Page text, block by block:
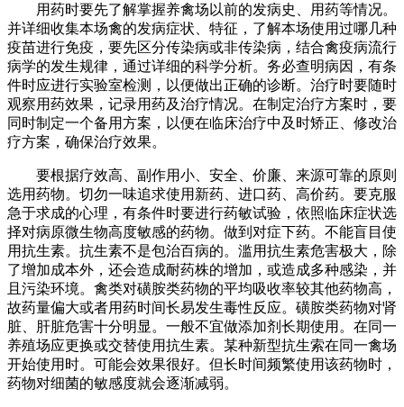
用药时要先了解掌握养禽场以前的发病史、用药等情况。
并详细收集本场禽的发病症状、特征，了解本场使用过哪几种
疫苗进行免疫，要先区分传染病或非传染病，结合禽疫病流行
病学的发生规律，通过详细的科学分析。务必查明病因，有条
件时应进行实验室检测，以便做出正确的诊断。治疗时要随时
观察用药效果，记录用药及治疗情况。在制定治疗方案时，要
同时制定一个备用方案，以便在临床治疗中及时矫正、修改治
疗方案，确保治疗效果。
要根据疗效高、副作用小、安全、价廉、来源可靠的原则
选用药物。切勿一味追求使用新药、进口药、高价药。要克服
急于求成的心理，有条件时要进行药敏试验，依照临床症状选
择对病原微生物高度敏感的药物。做到对症下药。不能盲目使
用抗生素。抗生素不是包治百病的。滥用抗生素危害极大，除
了增加成本外，还会造成耐药株的增加，或造成多种感染，并
且污染环境。禽类对磺胺类药物的平均吸收率较其他药物高，
故药量偏大或者用药时间长易发生毒性反应。磺胺类药物对肾
脏、肝脏危害十分明显。一般不宜做添加剂长期使用。在同一
养殖场应更换或交替使用抗生素。某种新型抗生索在同一禽场
开始使用时。可能会效果很好。但长时间频繁使用该药物时，
药物对细菌的敏感度就会逐渐减弱。